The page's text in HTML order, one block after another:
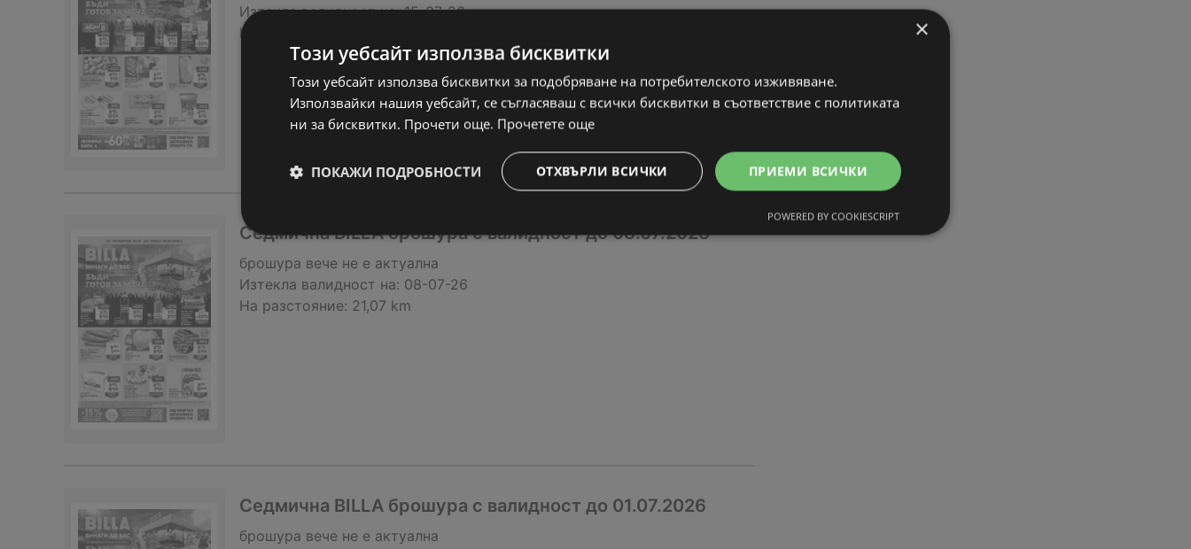
Изтекла валидност на: 15-07-26
На разстояние:
Седмична BILLA брошура с валидност до 08.07.2026
брошура вече не е актуална
Изтекла валидност на: 08-07-26
На разстояние: 21,07 km
Седмична BILLA брошура с валидност до 01.07.2026
брошура вече не е актуална
×
Този уебсайт използва бисквитки
Този уебсайт използва бисквитки за подобряване на потребителското изживяване.
Използвайки нашия уебсайт, се съгласяваш с всички бисквитки в съответствие с политиката
ни за бисквитки. Прочети още. Прочетете още
ПРИЕМИ ВСИЧКИ
ОТХВЪРЛИ ВСИЧКИ
ПОКАЖИ ПОДРОБНОСТИ
POWERED BY COOKIESCRIPT